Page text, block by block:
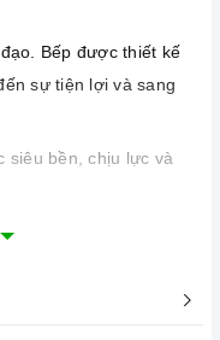
Bếp được thiết kế
sự tiện lợi và sang
siêu bền, chịu lực và